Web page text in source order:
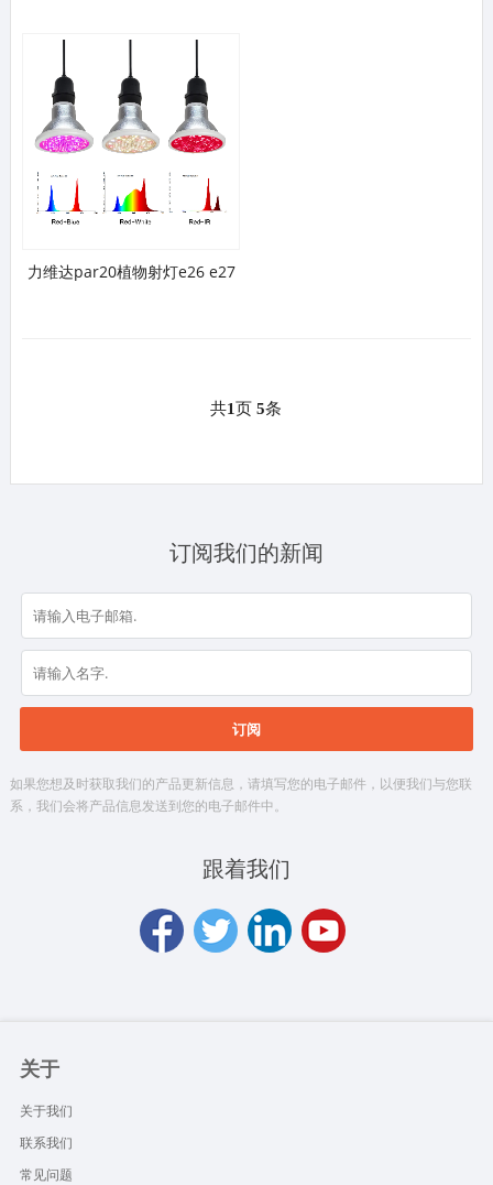
力维达par20植物射灯e26 e27
共1页5条
订阅我们的新闻
如果您想及时获取我们的产品更新信息，请填写您的电子邮件，以便我们与您联
系，我们会将产品信息发送到您的电子邮件中。
跟着我们
关于
关于我们
联系我们
常见问题